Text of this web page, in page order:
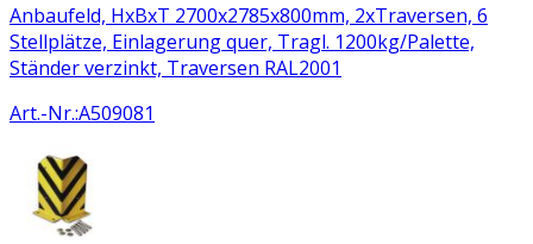
Anbaufeld, HxBxT 2700x2785x800mm, 2xTraversen, 6
Stellplätze, Einlagerung quer, Tragl. 1200kg/Palette,
Ständer verzinkt, Traversen RAL2001
Art.-Nr.:A509081